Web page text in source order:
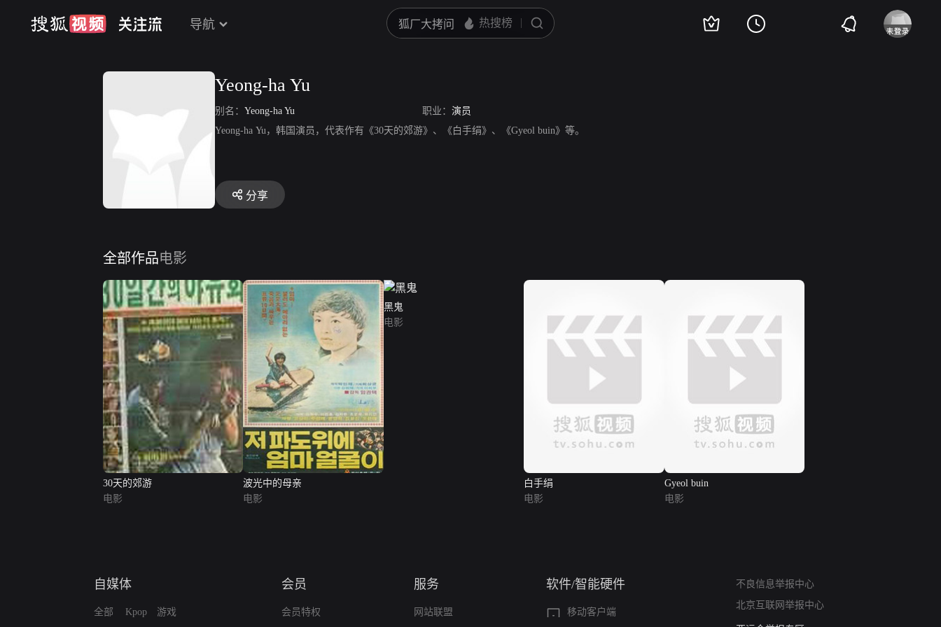
导航
Yeong-ha Yu
别名： Yeong-ha Yu 职业： 演员
Yeong-ha Yu，韩国演员，代表作有《30天的郊游》、《白手绢》、《Gyeol buin》等。
分享
全部作品电影
30天的郊游
电影
波光中的母亲
电影
黑鬼
电影
白手绢
电影
Gyeol buin
电影
自媒体
全部 Kpop 游戏
会员
会员特权
服务
网站联盟
软件/智能硬件
移动客户端
不良信息举报中心
北京互联网举报中心
算法推荐专项举报